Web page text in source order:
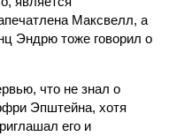
Максвелл, а
Эндрю тоже говорил о
что не знал о
Эпштейна, хотя
его и